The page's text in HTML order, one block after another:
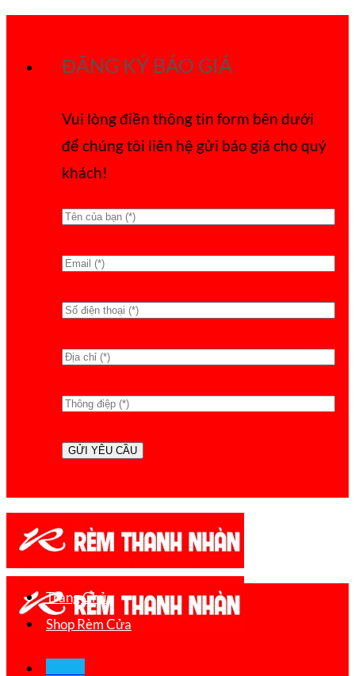
ĐĂNG KÝ BÁO GIÁ
Vui lòng điền thông tin form bên dưới
để chúng tôi liên hệ gửi báo giá cho quý
khách!
Trang Chủ
Shop Rèm Cửa